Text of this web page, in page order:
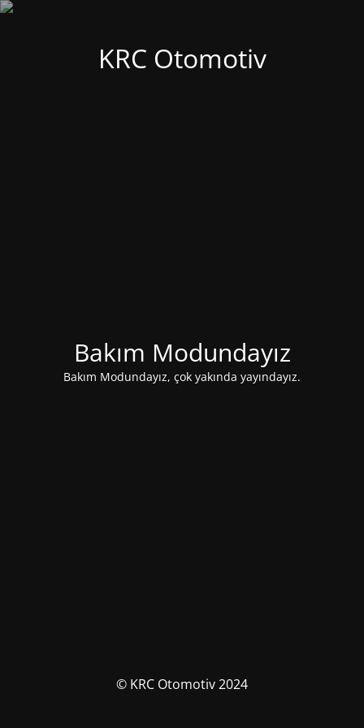
KRC Otomotiv
Bakım Modundayız
Bakım Modundayız, çok yakında yayındayız.
© KRC Otomotiv 2024